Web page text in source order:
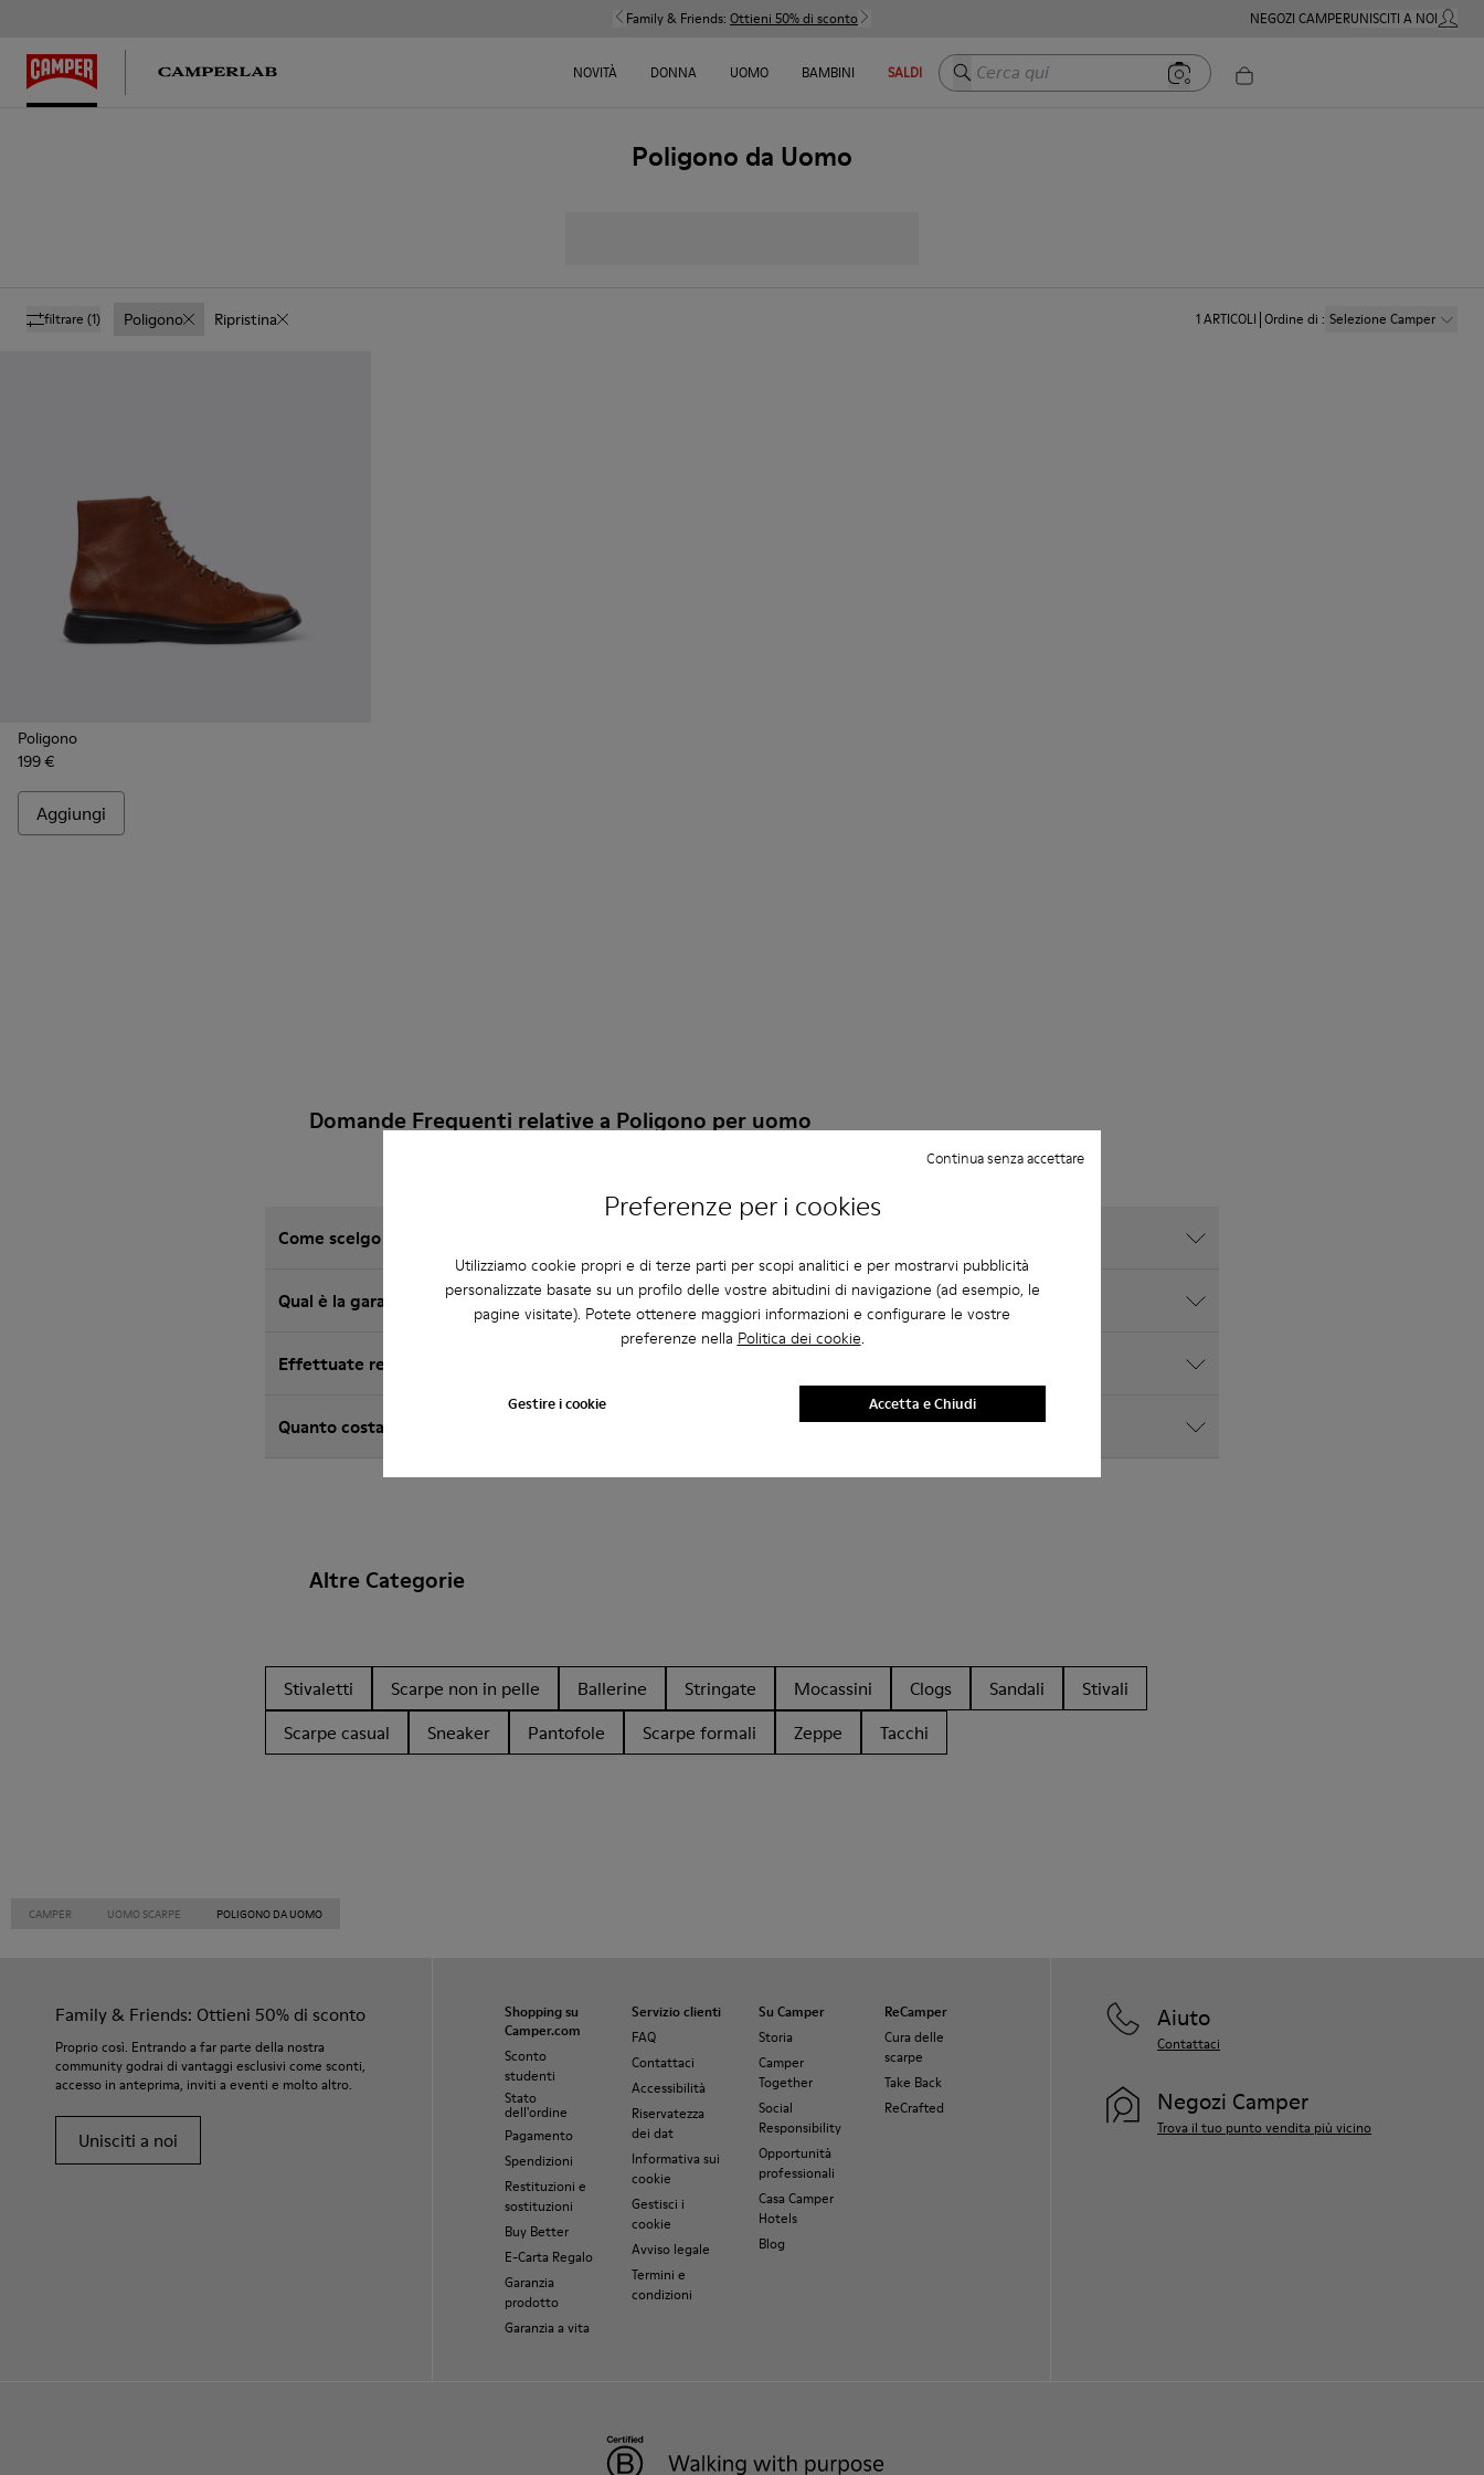
Preferenze per i cookies
Utilizziamo cookie propri e di terze parti per scopi analitici e per mostrarvi pubblicità
personalizzate basate su un profilo delle vostre abitudini di navigazione (ad esempio, le
pagine visitate). Potete ottenere maggiori informazioni e configurare le vostre
preferenze nella Politica dei cookie.
Gestire i cookie
Continua senza accettare
Accetta e Chiudi
Family & Friends: Ottieni 50% di sconto NEGOZI CAMPERUNISCITI A NOIMIO
NOVITÀ DONNA UOMO BAMBINI SALDI Cerca qui
Poligono da Uomo
filtrare (1) Poligono Ripristina 1ARTICOLI Ordine di : Selezione Camper
Poligono
199 €
Aggiungi
Domande Frequenti relative a Poligono per uomo
Come scelgo le scarpe Camper della taglia giusta?
Qual è la garanzia sulle Poligono da Uomo acquistate sul sito web di Camper?
Effettuate resi in Camper?
Quanto costa la spedizione per le scarpe casual da uomo Camper?
Altre Categorie
Stivaletti Scarpe non in pelle Ballerine Stringate Mocassini Clogs Sandali
Stivali
Scarpe casual
Sneaker Pantofole Scarpe formali Zeppe Tacchi
CAMPER UOMO SCARPE POLIGONO DA UOMO
Family & Friends: Ottieni 50% di sconto
Proprio così. Entrando a far parte della nostra
community godrai di vantaggi esclusivi come sconti,
accesso in anteprima, inviti a eventi e molto altro.
Unisciti a noi
Shopping su
Camper.com
Sconto
studenti
Stato
dell'ordine
Pagamento
Spendizioni
Restituzioni e
sostituzioni
Buy Better
E-Carta Regalo
Garanzia
prodotto
Garanzia a vita
Servizio clienti
FAQ
Contattaci
Accessibilità
Riservatezza
dei dat
Informativa sui
cookie
Gestisci i
cookie
Avviso legale
Termini e
condizioni
Su Camper
Storia
Camper
Together
Social
Responsibility
Opportunità
professionali
Casa Camper
Hotels
Blog
ReCamper
Cura delle
scarpe
Take Back
ReCrafted
Aiuto
Contattaci
Negozi Camper
Trova il tuo punto vendita più vicino